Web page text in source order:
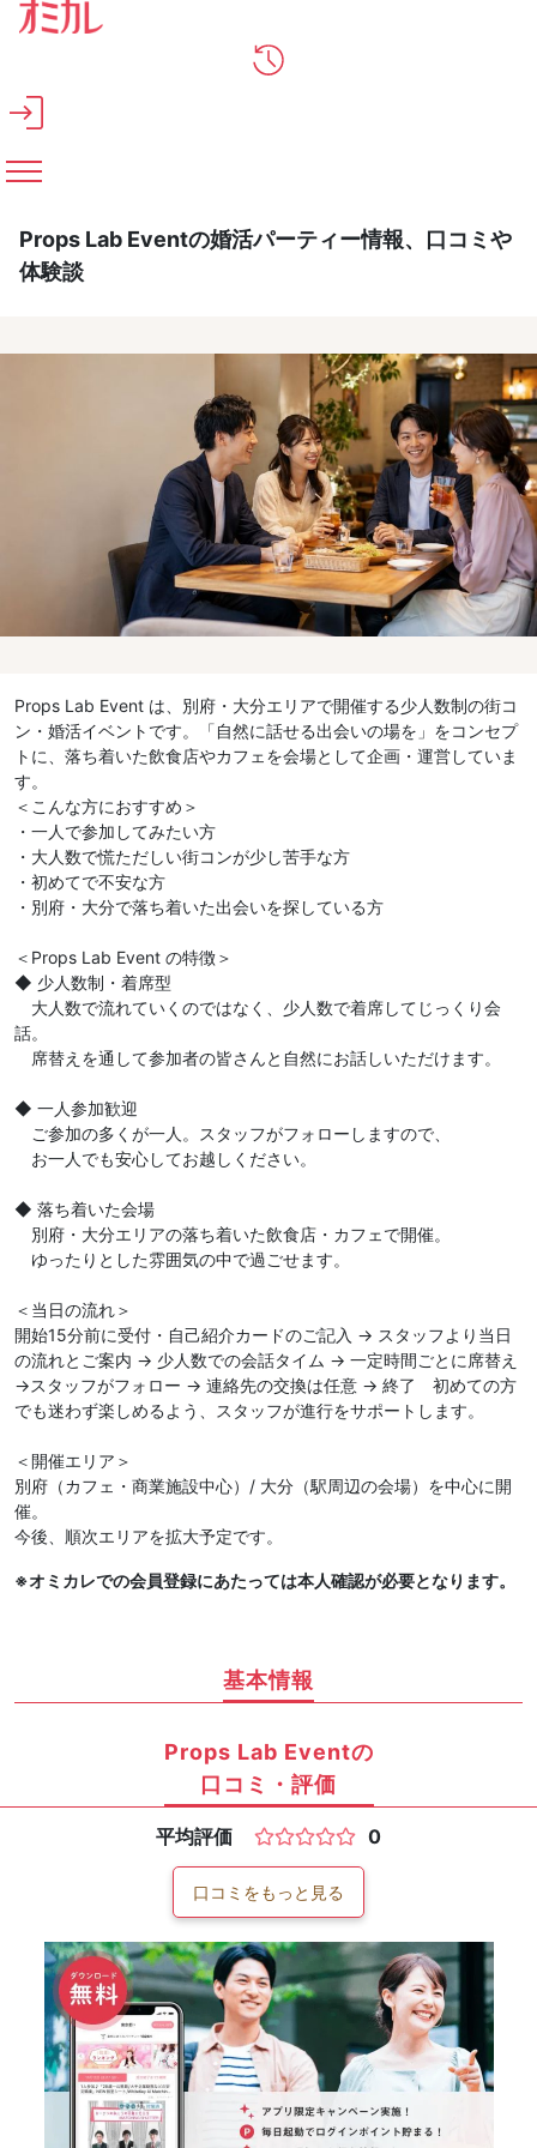
メインコンテンツへスキップ
Props Lab Eventの婚活パーティー情報、口コミや
体験談
Props Lab Event は、別府・大分エリアで開催する少人数制の街コ
ン・婚活イベントです。「自然に話せる出会いの場を」をコンセプ
トに、落ち着いた飲食店やカフェを会場として企画・運営していま
す。
＜こんな方におすすめ＞
・一人で参加してみたい方
・大人数で慌ただしい街コンが少し苦手な方
・初めてで不安な方
・別府・大分で落ち着いた出会いを探している方
＜Props Lab Event の特徴＞
◆ 少人数制・着席型
大人数で流れていくのではなく、少人数で着席してじっくり会
話。
席替えを通して参加者の皆さんと自然にお話しいただけます。
◆ 一人参加歓迎
ご参加の多くが一人。スタッフがフォローしますので、
お一人でも安心してお越しください。
◆ 落ち着いた会場
別府・大分エリアの落ち着いた飲食店・カフェで開催。
ゆったりとした雰囲気の中で過ごせます。
＜当日の流れ＞
開始15分前に受付・自己紹介カードのご記入 → スタッフより当日
の流れとご案内 → 少人数での会話タイム → 一定時間ごとに席替え
→スタッフがフォロー → 連絡先の交換は任意 → 終了 初めての方
でも迷わず楽しめるよう、スタッフが進行をサポートします。
＜開催エリア＞
別府（カフェ・商業施設中心）/ 大分（駅周辺の会場）を中心に開
催。
今後、順次エリアを拡大予定です。
※オミカレでの会員登録にあたっては本人確認が必要となります。
基本情報
Props Lab Eventの
口コミ・評価
平均評価 0
口コミをもっと見る